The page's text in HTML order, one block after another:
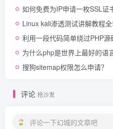
如何免费为IP申请一枚SSL证
Linux kali渗透测试讲解教程
利用一段代码简单绕过PHP源
为什么php是世界上最好的语
搜狗sitemap权限怎么申请？
评论 抢沙发
评论一下幻城的文章吧